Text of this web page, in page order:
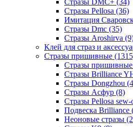
Стразы DMC+ (34)
Стразы Pellosa (36)
Имитация
Стразы Dmc (35)
Стразы Aroshirva
Клей для страз и
Стразы пришивные
Стразы пришивные
Стразы Brilliance
Стразы Dongzhou
Стразы Асфур (8)
Стразы Pellosa
Подвеска Brilliance
Неоновые стразы